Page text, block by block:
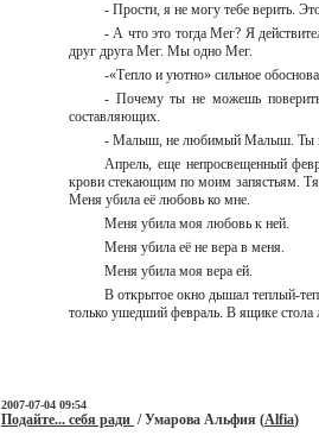
- Прости, я не могу тебе верить.
- А что это тогда Мег? Я
друг друга Мег. Мы одно Мег.
-«Тепло и уютно» сильное
- Почему ты не можешь
составляющих.
- Малыш, не любимый Малыш. Ты
Апрель, еще непросвещенный
крови стекающим по моим запястьям.
Меня убила её любовь ко мне.
Меня убила моя любовь к ней.
Меня убила её не вера в меня.
Меня убила моя вера ей.
В открытое окно дышал теплый-
только ушедший февраль. В ящике стола
2007-07-04 09:54
Подайте... себя ради / Умарова Альфия (Alfia)